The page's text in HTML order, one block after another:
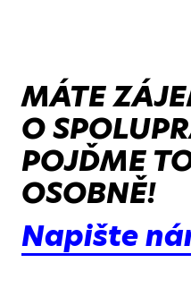
MÁTE
O
POJĎME
OSOBNĚ!
Napište